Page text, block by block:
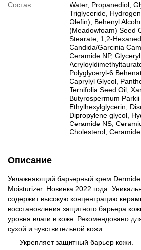
Состав
Water, Propanediol,
Triglyceride,
Olefin), Behenyl
(Meadowfoam) Seed
Stearate, 1,2-
Candida/Garcinia
Ceramide NP,
Polyglyceryl-6
Caprylyl Glycol,
Ternifolia Seed Oil,
Butyrospermum Parkii
Ethylhexylglycerin,
Dipropylene glycol,
Ceramide NS,
Cholesterol,
Описание
Увлажняющий барьерный крем Dermide
Moisturizer. Новинка 2022 года.
содержит высокую концентрацию
восстановления защитного барьера
уровня влаги в коже. Рекомендовано
сухой и чувствительной кожи.
Укрепляет защитный барьер кожи.